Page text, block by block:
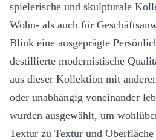
spielerische und skulpturale
Wohn- als auch für
Blink eine ausgeprägte
destillierte modernistische
aus dieser Kollektion mit
oder unabhängig voneinander
wurden ausgewählt, um
Textur zu Textur und